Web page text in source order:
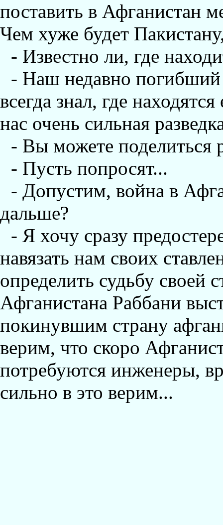
поставить в Афганистан
Чем хуже будет
- Известно ли, где
- Наш недавно
всегда знал, где
нас очень сильная
- Вы можете
- Пусть попросят...
- Допустим, война в
дальше?
- Я хочу сразу
навязать нам своих
определить судьбу своей
Афганистана Раббани
покинувшим страну
верим, что скоро
потребуются инженеры,
сильно в это верим...